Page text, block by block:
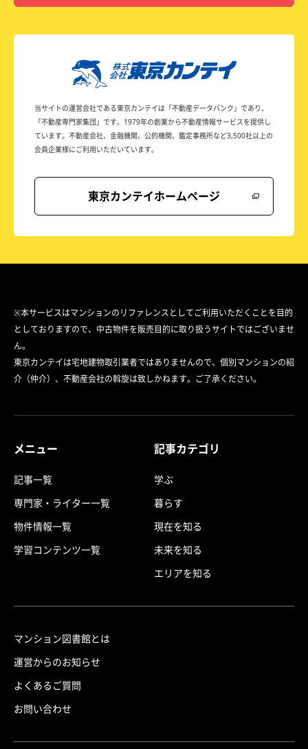
当サイトの運営会社である東京カンテイは 「不動産データバンク」であり、
「不動産専門家集団」です。 1979年の創業から不動産情報サービスを提供し
ています。 不動産会社、金融機関、公的機関、鑑定事務所など3,500社以上の
会員企業様にご利用いただいています。
東京カンテイホームページ
※本サービスはマンションのリファレンスとしてご利用いただくことを目的
としておりますので、中古物件を販売目的に取り扱うサイトではございませ
ん。
東京カンテイは宅地建物取引業者ではありませんので、個別マンションの紹
介（仲介）、不動産会社の斡旋は致しかねます。ご了承ください。
メニュー
記事一覧
専門家・ライター一覧
物件情報一覧
学習コンテンツ一覧
記事カテゴリ
学ぶ
暮らす
現在を知る
未来を知る
エリアを知る
マンション図書館とは
運営からのお知らせ
よくあるご質問
お問い合わせ